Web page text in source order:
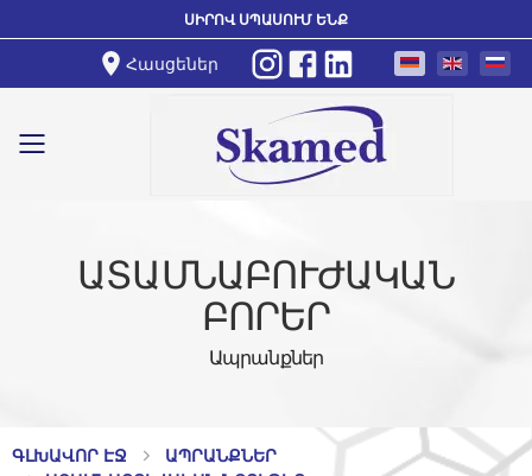
ՍԻՐՈՎ ՍՊԱՍՈՒՄ ԵՆՔ
Հասցեներ
Toggle mobile menu
ԱՏԱՄՆԱԲՈՒԺԱԿԱՆ
ԲՈՐԵՐ
Ապրանքներ
ԳԼԽԱՎՈՐ ԷՋ
ԱՊՐԱՆՔՆԵՐ